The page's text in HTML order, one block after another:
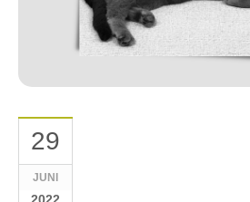
29
JUNI
2022